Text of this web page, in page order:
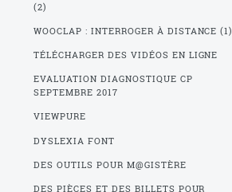
(2)
WOOCLAP : INTERROGER À DISTANCE (1)
TÉLÉCHARGER DES VIDÉOS EN LIGNE
EVALUATION DIAGNOSTIQUE CP
SEPTEMBRE 2017
VIEWPURE
DYSLEXIA FONT
DES OUTILS POUR M@GISTÈRE
DES PIÈCES ET DES BILLETS POUR